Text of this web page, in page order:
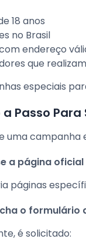
18 anos
no Brasil
endereço
que
especiais
a Passo
uma campanha
a página
páginas
o formulário
é solicitado: